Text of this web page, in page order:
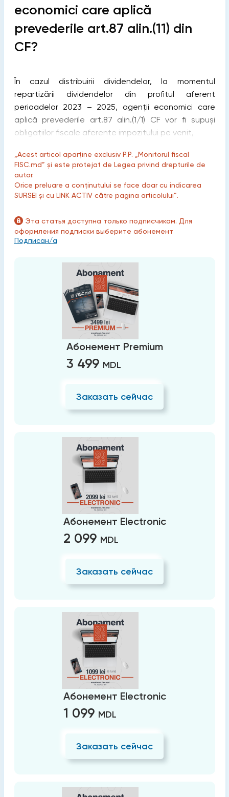
economici care aplică
prevederile art.87 alin.(11) din
CF?
În cazul distribuirii dividendelor, la momentul
repartizării dividendelor din profitul aferent
perioadelor 2023 – 2025, agenții economici care
aplică prevederile art.87 alin.(1/1) CF vor fi supuși
obligațiilor fiscale aferente impozitului pe venit,
„Acest articol aparține exclusiv P.P. „Monitorul fiscal
FISC.md” și este protejat de Legea privind drepturile de
autor.
Orice preluare a conținutului se face doar cu indicarea
SURSEI și cu LINK ACTIV către pagina articolului”.
Эта статья доступна только подписчикам. Для
оформления подписки выберите абонемент
Подписан/а
Абонемент Premium
3 499 MDL
Заказать сейчас
Абонемент Electronic
2 099 MDL
Заказать сейчас
Абонемент Electronic
1 099 MDL
Заказать сейчас